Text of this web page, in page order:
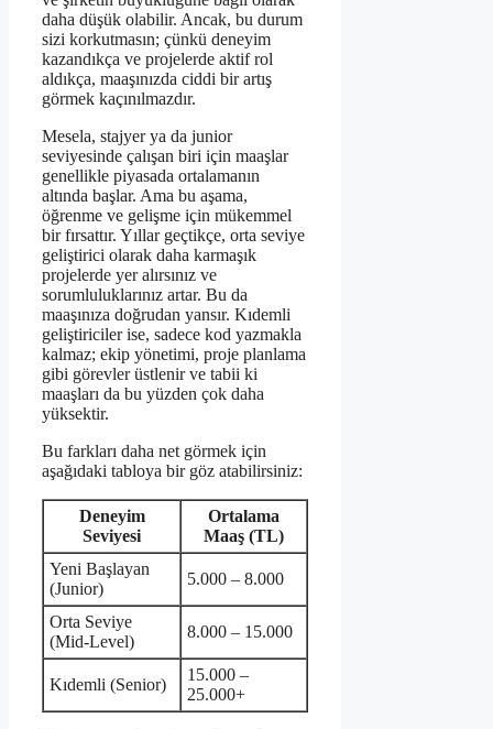
daha düşük olabilir. Ancak, bu durum
sizi korkutmasın; çünkü deneyim
kazandıkça ve projelerde aktif rol
aldıkça, maaşınızda ciddi bir artış
görmek kaçınılmazdır.
Mesela, stajyer ya da junior
seviyesinde çalışan biri için maaşlar
genellikle piyasada ortalamanın
altında başlar. Ama bu aşama,
öğrenme ve gelişme için mükemmel
bir fırsattır. Yıllar geçtikçe, orta seviye
geliştirici olarak daha karmaşık
projelerde yer alırsınız ve
sorumluluklarınız artar. Bu da
maaşınıza doğrudan yansır. Kıdemli
geliştiriciler ise, sadece kod yazmakla
kalmaz; ekip yönetimi, proje planlama
gibi görevler üstlenir ve tabii ki
maaşları da bu yüzden çok daha
yüksektir.
Bu farkları daha net görmek için
aşağıdaki tabloya bir göz atabilirsiniz:
Deneyim
Seviyesi
Ortalama
Maaş (TL)
Yeni Başlayan
(Junior)
5.000 – 8.000
Orta Seviye
(Mid-Level)
8.000 – 15.000
Kıdemli (Senior)
15.000 –
25.000+